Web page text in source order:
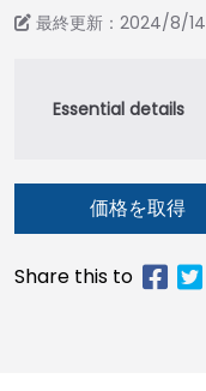
最終更新：2024/8/14
価格を取得